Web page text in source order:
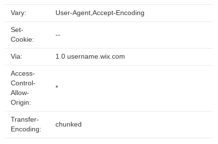
Vary: User-Agent,Accept-Encoding
Set-
Cookie:
--
Via: 1.0 username.wix.com
Access-
Control-
Allow-
Origin:
*
Transfer-
Encoding:
chunked